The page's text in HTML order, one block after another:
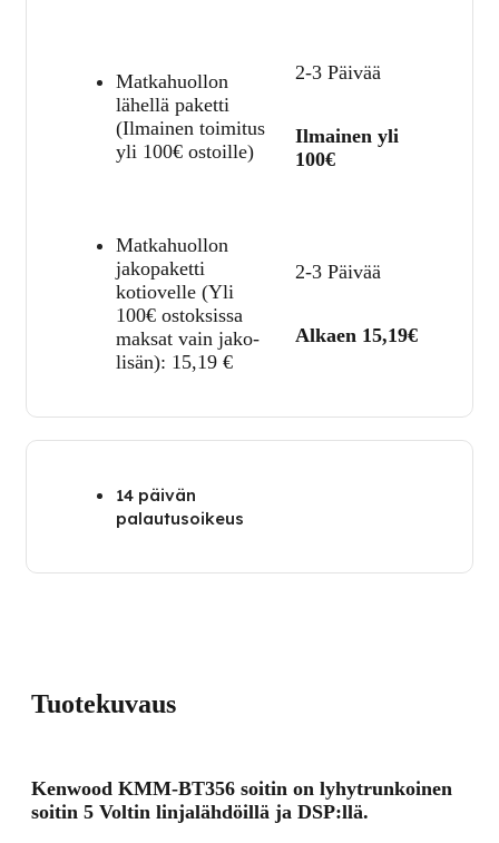
Matkahuollon
lähellä paketti
(Ilmainen toimitus
yli 100€ ostoille)
2-3 Päivää
Ilmainen yli
100€
Matkahuollon
jakopaketti
kotiovelle (Yli
100€ ostoksissa
maksat vain jako-
lisän): 15,19 €
2-3 Päivää
Alkaen 15,19€
14 päivän
palautusoikeus
Tuotekuvaus
Kenwood KMM-BT356 soitin on lyhytrunkoinen
soitin 5 Voltin linjalähdöillä ja DSP:llä.